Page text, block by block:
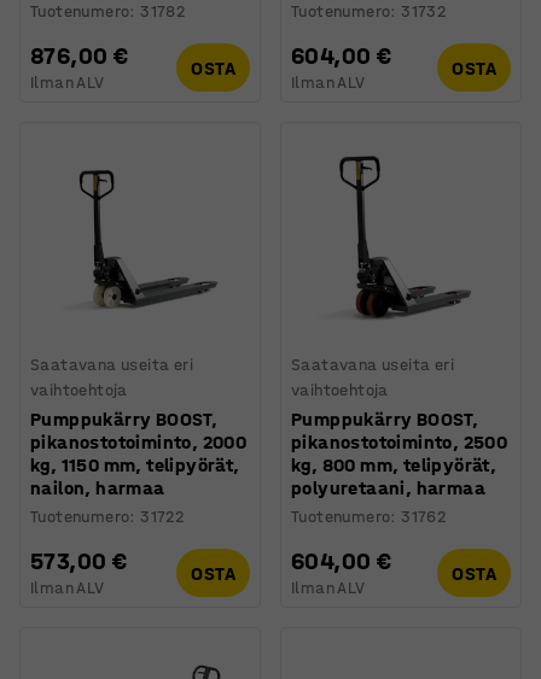
Tuotenumero: 31782
876,00 €
Ilman ALV
OSTA
Tuotenumero: 31732
604,00 €
Ilman ALV
OSTA
Saatavana useita eri
vaihtoehtoja
Pumppukärry BOOST,
pikanostotoiminto, 2000
kg, 1150 mm, telipyörät,
nailon, harmaa
Tuotenumero: 31722
573,00 €
Ilman ALV
OSTA
Saatavana useita eri
vaihtoehtoja
Pumppukärry BOOST,
pikanostotoiminto, 2500
kg, 800 mm, telipyörät,
polyuretaani, harmaa
Tuotenumero: 31762
604,00 €
Ilman ALV
OSTA